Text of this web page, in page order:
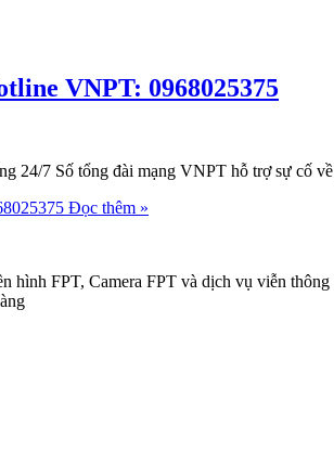
VNPT: 0968025375
24/7 Số tổng đài mạng VNPT hỗ trợ sự cố
Đọc thêm »
hình FPT, Camera FPT và dịch vụ viễn